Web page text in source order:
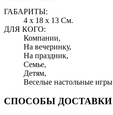
ГАБАРИТЫ:
4 x 18 x 13 См.
ДЛЯ КОГО:
Компании,
На вечеринку,
На праздник,
Семье,
Детям,
Веселые настольные игры
СПОСОБЫ ДОСТАВКИ